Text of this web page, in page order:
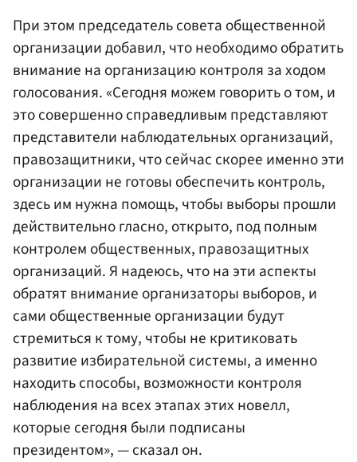
При этом председатель совета общественной
организации добавил, что необходимо обратить
внимание на организацию контроля за ходом
голосования. «Сегодня можем говорить о том, и
это совершенно справедливым представляют
представители наблюдательных организаций,
правозащитники, что сейчас скорее именно эти
организации не готовы обеспечить контроль,
здесь им нужна помощь, чтобы выборы прошли
действительно гласно, открыто, под полным
контролем общественных, правозащитных
организаций. Я надеюсь, что на эти аспекты
обратят внимание организаторы выборов, и
сами общественные организации будут
стремиться к тому, чтобы не критиковать
развитие избирательной системы, а именно
находить способы, возможности контроля
наблюдения на всех этапах этих новелл,
которые сегодня были подписаны
президентом», — сказал он.